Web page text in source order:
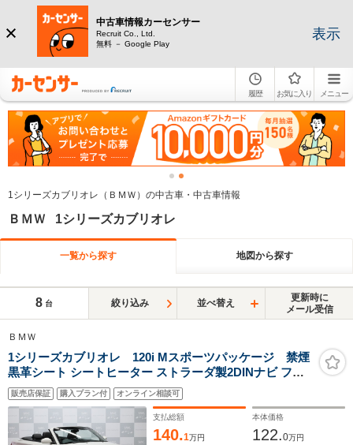
中古車情報カーセンサー
Recruit Co., Ltd.
無料 － Google Play
表示
履歴 お気に入り メニュー
1シリーズカブリオレ（ＢＭＷ）の中古車・中古車情報
ＢＭＷ 1シリーズカブリオレ
一覧から探す 地図から探す
8 台 絞り込み 並べ替え
更新時に
メール受信
ＢＭＷ
1シリーズカブリオレ 120i Mスポーツパッケージ 禁煙
黒革シート シートヒーター ストラーダ製2DINナビ フル
セグTV DVD再生 バックカメラ Mスポーツエクステリア
スポーツシート アルミニウムインテリアトリム スポーツ
サス Mスポーツ17インチAW
販売店保証 購入プラン付 オンライン相談可
支払総額
140.1万円
本体価格
122.0万円